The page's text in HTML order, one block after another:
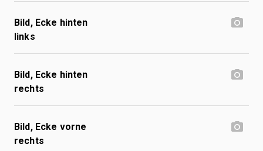
Bild, Ecke hinten
links
Bild, Ecke hinten
rechts
Bild, Ecke vorne
rechts